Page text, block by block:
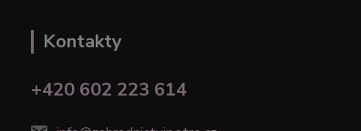
Kontakty
+420 602 223 614